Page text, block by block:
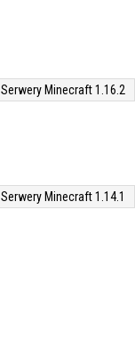
Serwery Minecraft 1.16.2
Serwery Minecraft 1.14.1